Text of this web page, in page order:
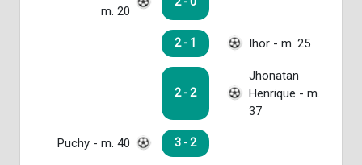
m. 20
2 - 1 Ihor - m. 25
2 - 2
Jhonatan
Henrique - m.
37
Puchy - m. 40 3 - 2